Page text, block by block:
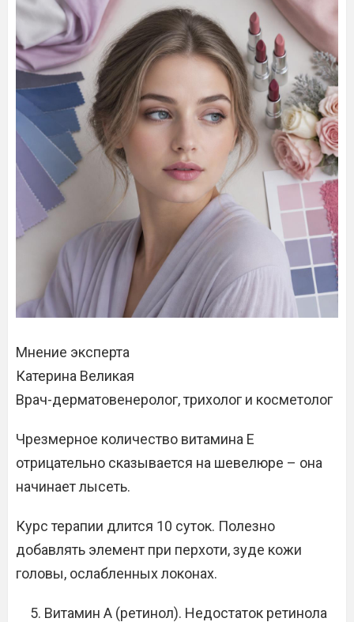
Мнение эксперта
Катерина Великая
Врач-дерматовенеролог, трихолог и косметолог
Чрезмерное количество витамина Е
отрицательно сказывается на шевелюре – она
начинает лысеть.
Курс терапии длится 10 суток. Полезно
добавлять элемент при перхоти, зуде кожи
головы, ослабленных локонах.
Витамин А (ретинол). Недостаток ретинола